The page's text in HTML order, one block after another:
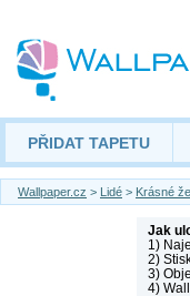
PŘIDAT TAPETU
Wallpaper.cz > Lidé > Krásné
Jak
1)
2)
3)
4)